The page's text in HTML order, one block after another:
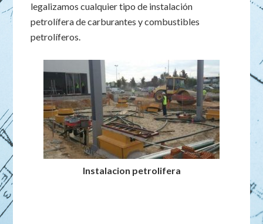
legalizamos cualquier tipo de instalación
petrolífera de carburantes y combustibles
petrolíferos.
Instalacion petrolifera